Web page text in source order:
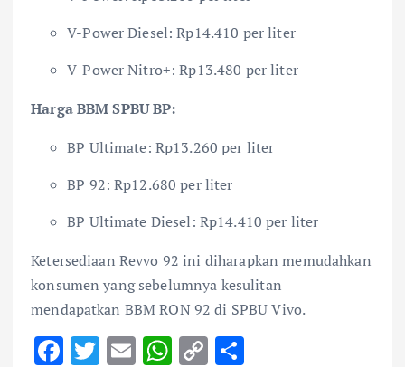
V-Power Diesel: Rp14.410 per liter
V-Power Nitro+: Rp13.480 per liter
Harga BBM SPBU BP:
BP Ultimate: Rp13.260 per liter
BP 92: Rp12.680 per liter
BP Ultimate Diesel: Rp14.410 per liter
Ketersediaan Revvo 92 ini diharapkan memudahkan
konsumen yang sebelumnya kesulitan
mendapatkan BBM RON 92 di SPBU Vivo.
F T E W C